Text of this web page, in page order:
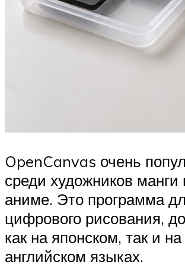
OpenCanvas очень
среди художников манги
аниме. Это программа
цифрового рисования,
как на японском, так и на
английском языках.